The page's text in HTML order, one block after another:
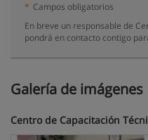
* Campos obligatorios
En breve un responsable de
pondrá en contacto contigo
Galería de imágenes
Centro de Capacitación